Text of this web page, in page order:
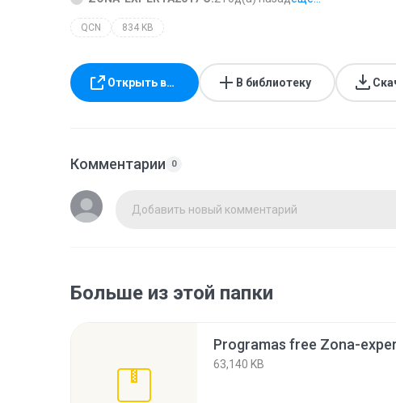
QCN 834 KB
Открыть в… В библиотеку
Комментарии 0
Добавить новый комментарий
Больше из этой папки
Programas free Zona-
63,140 KB